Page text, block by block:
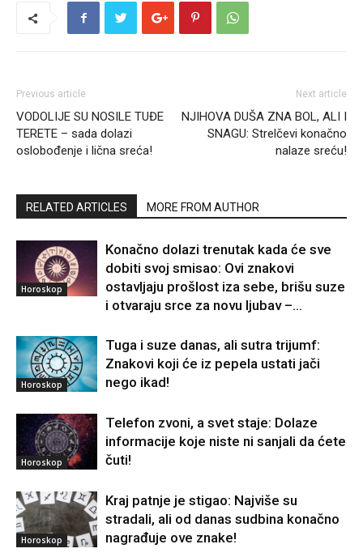
Previous article
VODOLIJE SU NOSILE TUĐE
TERETE – sada dolazi
oslobođenje i lična sreća!
Next article
NJIHOVA DUŠA ZNA BOL, ALI I
SNAGU: Strelčevi konačno
nalaze sreću!
RELATED ARTICLES MORE FROM AUTHOR
Horoskop
Konačno dolazi trenutak kada će sve
dobiti svoj smisao: Ovi znakovi
ostavljaju prošlost iza sebe, brišu suze
i otvaraju srce za novu ljubav –...
Horoskop
Tuga i suze danas, ali sutra trijumf:
Znakovi koji će iz pepela ustati jači
nego ikad!
Horoskop
Telefon zvoni, a svet staje: Dolaze
informacije koje niste ni sanjali da ćete
čuti!
Horoskop
Kraj patnje je stigao: Najviše su
stradali, ali od danas sudbina konačno
nagrađuje ove znake!